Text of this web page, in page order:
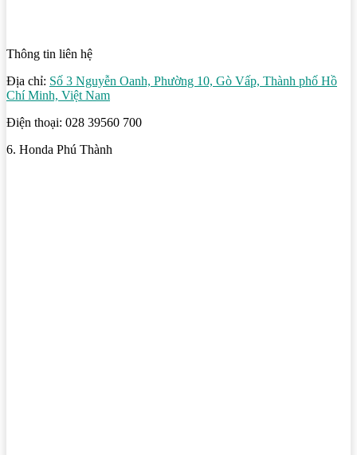
Thông tin liên hệ
Địa chỉ: Số 3 Nguyễn Oanh, Phường 10, Gò Vấp, Thành phố Hồ
Chí Minh, Việt Nam
Điện thoại: 028 39560 700
6. Honda Phú Thành